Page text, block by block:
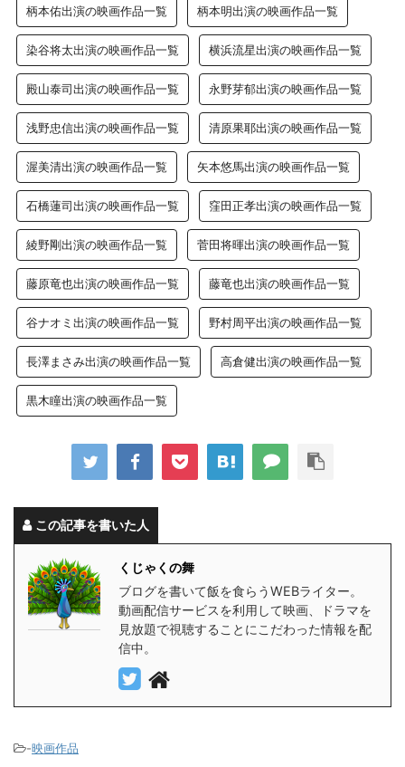
柄本佑出演の映画作品一覧 柄本明出演の映画作品一覧
染谷将太出演の映画作品一覧 横浜流星出演の映画作品一覧
殿山泰司出演の映画作品一覧 永野芽郁出演の映画作品一覧
浅野忠信出演の映画作品一覧 清原果耶出演の映画作品一覧
渥美清出演の映画作品一覧 矢本悠馬出演の映画作品一覧
石橋蓮司出演の映画作品一覧 窪田正孝出演の映画作品一覧
綾野剛出演の映画作品一覧 菅田将暉出演の映画作品一覧
藤原竜也出演の映画作品一覧 藤竜也出演の映画作品一覧
谷ナオミ出演の映画作品一覧 野村周平出演の映画作品一覧
長澤まさみ出演の映画作品一覧 高倉健出演の映画作品一覧
黒木瞳出演の映画作品一覧
この記事を書いた人
くじゃくの舞
ブログを書いて飯を食らうWEBライター。
動画配信サービスを利用して映画、ドラマを
見放題で視聴することにこだわった情報を配
信中。
-映画作品